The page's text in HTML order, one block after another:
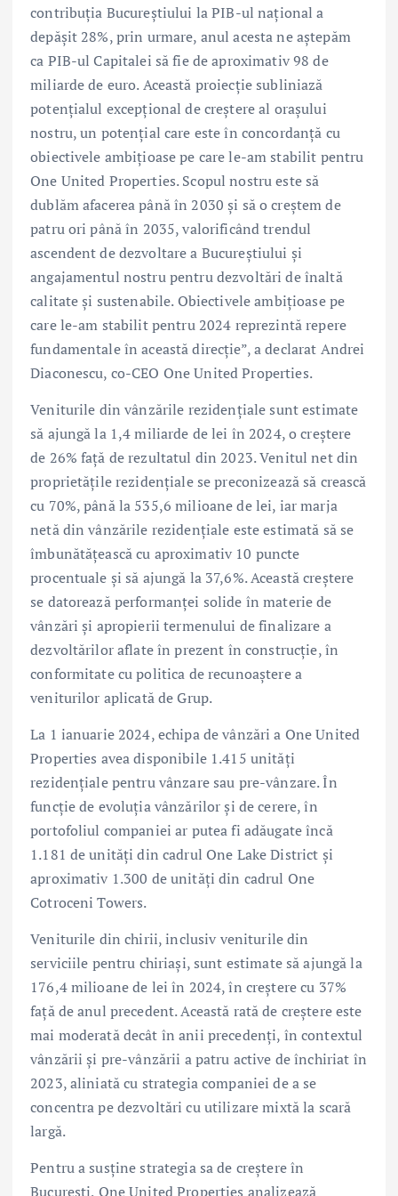
contribuția Bucureștiului la PIB-ul național a
depășit 28%, prin urmare, anul acesta ne aștepăm
ca PIB-ul Capitalei să fie de aproximativ 98 de
miliarde de euro. Această proiecție subliniază
potențialul excepțional de creștere al orașului
nostru, un potențial care este în concordanță cu
obiectivele ambițioase pe care le-am stabilit pentru
One United Properties. Scopul nostru este să
dublăm afacerea până în 2030 și să o creștem de
patru ori până în 2035, valorificând trendul
ascendent de dezvoltare a Bucureștiului și
angajamentul nostru pentru dezvoltări de înaltă
calitate și sustenabile. Obiectivele ambițioase pe
care le-am stabilit pentru 2024 reprezintă repere
fundamentale în această direcție”, a declarat Andrei
Diaconescu, co-CEO One United Properties.
Veniturile din vânzările rezidențiale sunt estimate
să ajungă la 1,4 miliarde de lei în 2024, o creștere
de 26% față de rezultatul din 2023. Venitul net din
proprietățile rezidențiale se preconizează să crească
cu 70%, până la 535,6 milioane de lei, iar marja
netă din vânzările rezidențiale este estimată să se
îmbunătățească cu aproximativ 10 puncte
procentuale și să ajungă la 37,6%. Această creștere
se datorează performanței solide în materie de
vânzări și apropierii termenului de finalizare a
dezvoltărilor aflate în prezent în construcție, în
conformitate cu politica de recunoaștere a
veniturilor aplicată de Grup.
La 1 ianuarie 2024, echipa de vânzări a One United
Properties avea disponibile 1.415 unități
rezidențiale pentru vânzare sau pre-vânzare. În
funcție de evoluția vânzărilor și de cerere, în
portofoliul companiei ar putea fi adăugate încă
1.181 de unități din cadrul One Lake District și
aproximativ 1.300 de unități din cadrul One
Cotroceni Towers.
Veniturile din chirii, inclusiv veniturile din
serviciile pentru chiriași, sunt estimate să ajungă la
176,4 milioane de lei în 2024, în creștere cu 37%
față de anul precedent. Această rată de creștere este
mai moderată decât în anii precedenți, în contextul
vânzării și pre-vânzării a patru active de închiriat în
2023, aliniată cu strategia companiei de a se
concentra pe dezvoltări cu utilizare mixtă la scară
largă.
Pentru a susține strategia sa de creștere în
București, One United Properties analizează